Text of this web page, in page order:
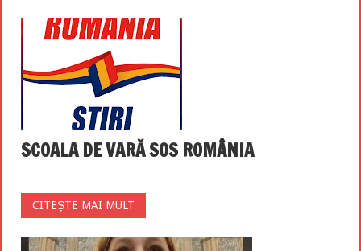
SCOALA DE VARĂ SOS ROMÂNIA
CITEȘTE MAI MULT